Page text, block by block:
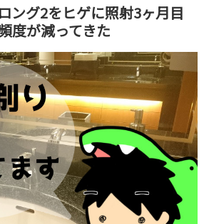
ング2をヒゲに照射3ヶ月目
度が減ってきた